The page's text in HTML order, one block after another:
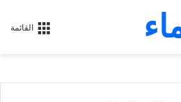
القائمة